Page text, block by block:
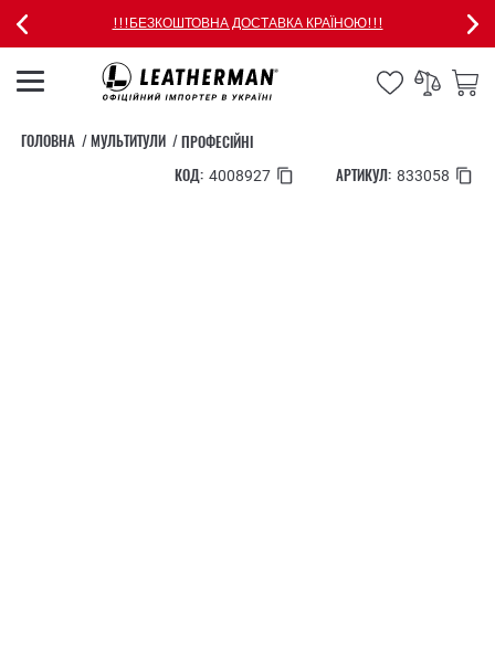
!!!БЕЗКОШТОВНА ДОСТАВКА КРАЇНОЮ!!!
ГОЛОВНА МУЛЬТИТУЛИ
ПРОФЕСІЙНІ
КОД: 4008927 АРТИКУЛ: 833058